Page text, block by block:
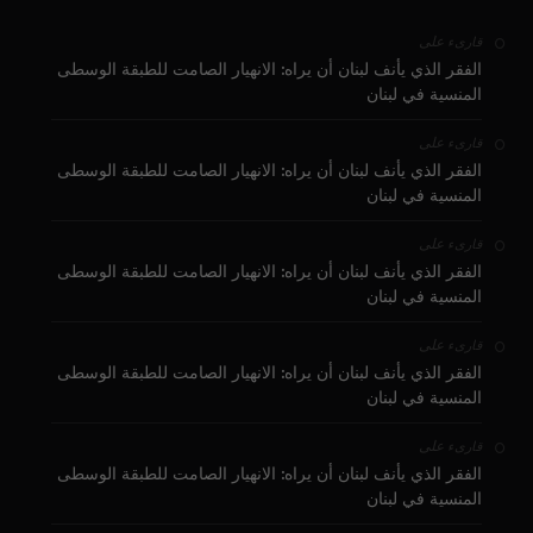
قارىء على
الفقر الذي يأنف لبنان أن يراه: الانهيار الصامت للطبقة الوسطى
المنسية في لبنان
قارىء على
الفقر الذي يأنف لبنان أن يراه: الانهيار الصامت للطبقة الوسطى
المنسية في لبنان
قارىء على
الفقر الذي يأنف لبنان أن يراه: الانهيار الصامت للطبقة الوسطى
المنسية في لبنان
قارىء على
الفقر الذي يأنف لبنان أن يراه: الانهيار الصامت للطبقة الوسطى
المنسية في لبنان
قارىء على
الفقر الذي يأنف لبنان أن يراه: الانهيار الصامت للطبقة الوسطى
المنسية في لبنان